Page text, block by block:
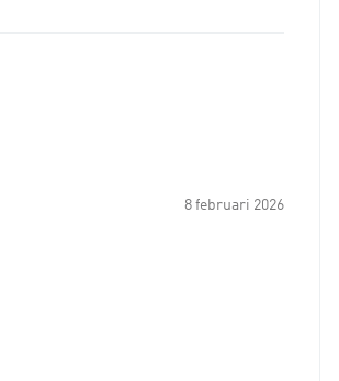
8 februari 2026